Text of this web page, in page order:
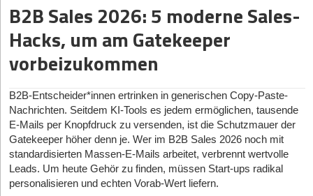
begleiten. Dies ist unmöglich nebenher zu leisten. In diesen Fällen
kann es sinnvoll sein, die Neukundenakquise an externe
Fachexperten zu übergeben, die die vorab definierten
Akquisitionsziele fokussiert verfolgen und sich von der ersten
Kontaktaufnahme bis zum Vertragsabschluss ausschließlich um
MEIN TIPP: NEHMEN SIE BEI DER NEUKUNDENAKQUISE DIE
SICHTWEISE DES ZIELKUNDEN EIN!
Dass Sie als Unternehmensgründer Ihr Produkt bzw. Ihre
Dienstleistung bis ins kleinste Detail erklären können, wird von
Ihren Gesprächspartnern vorausgesetzt. Viel entscheidender bei
der Neukundenakquise als wortgewaltige Ausführungen aber ist,
B2B Sales 2026: 5 moderne Sales-
Hacks, um am Gatekeeper
vorbeizukommen
B2B-Entscheider*innen ertrinken in generischen Copy-Paste-
Nachrichten. Seitdem KI-Tools es jedem ermöglichen, tausende
E-Mails per Knopfdruck zu versenden, ist die Schutzmauer der
Gatekeeper höher denn je. Wer im B2B Sales 2026 noch mit
standardisierten Massen-E-Mails arbeitet, verbrennt wertvolle
Leads. Um heute Gehör zu finden, müssen Start-ups radikal
personalisieren und echten Vorab-Wert liefern.